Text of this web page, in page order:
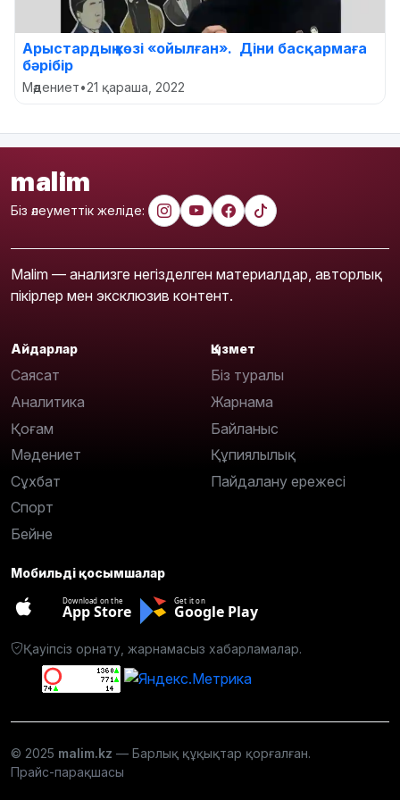
Арыстардың көзі «ойылған». Діни басқармаға
бәрібір
Мәдениет•21 қараша, 2022
malim
Біз әлеуметтік желіде:
Malim — анализге негізделген материалдар, авторлық
пікірлер мен эксклюзив контент.
Айдарлар
Саясат
Аналитика
Қоғам
Мәдениет
Сұхбат
Спорт
Бейне
Қызмет
Біз туралы
Жарнама
Байланыс
Құпиялылық
Пайдалану ережесі
Мобильді қосымшалар
Download on the
App Store
Get it on
Google Play
Қауіпсіз орнату, жарнамасыз хабарламалар.
© 2025 malim.kz — Барлық құқықтар қорғалған.
Прайс-парақшасы